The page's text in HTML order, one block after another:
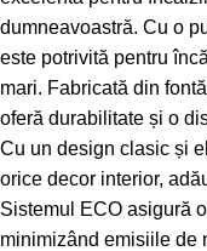
dumneavoastră. Cu o
este potrivită pentru
mari. Fabricată din
oferă durabilitate și o
Cu un design clasic și
orice decor interior,
Sistemul ECO asigură
minimizând emisiile de